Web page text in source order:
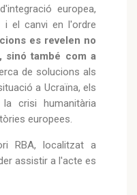
europea,
i el canvi en l'ordre
es revelen no
sinó també com a
de solucions als
a Ucraïna, els
crisi humanitària
europees.
RBA, localitzat a
assistir a l'acte es